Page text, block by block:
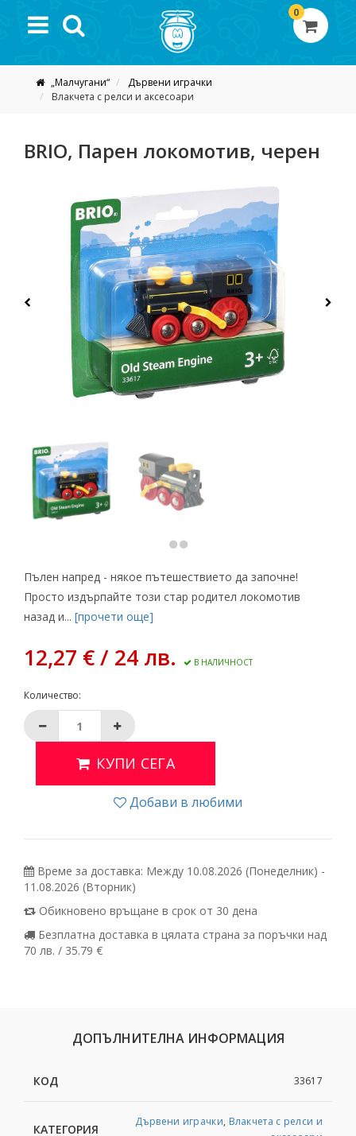
0
„Малчугани“
Дървени играчки
Влакчета с релси и аксесоари
BRIO, Парен локомотив, черен
Пълен напред - някое пътешествието да започне!
Просто издърпайте този стар родител локомотив
назад и... [прочети още]
12,27 € / 24 лв. В НАЛИЧНОСТ
Количество:
КУПИ СЕГА
Добави в любими
Време за доставка: Между 10.08.2026 (Понеделник) -
11.08.2026 (Вторник)
Обикновено връщане в срок от 30 дена
Безплатна доставка в цялата страна за поръчки над
70 лв. / 35.79 €
ДОПЪЛНИТЕЛНА ИНФОРМАЦИЯ
КОД 33617
КАТЕГОРИЯ
Дървени играчки, Влакчета с релси и